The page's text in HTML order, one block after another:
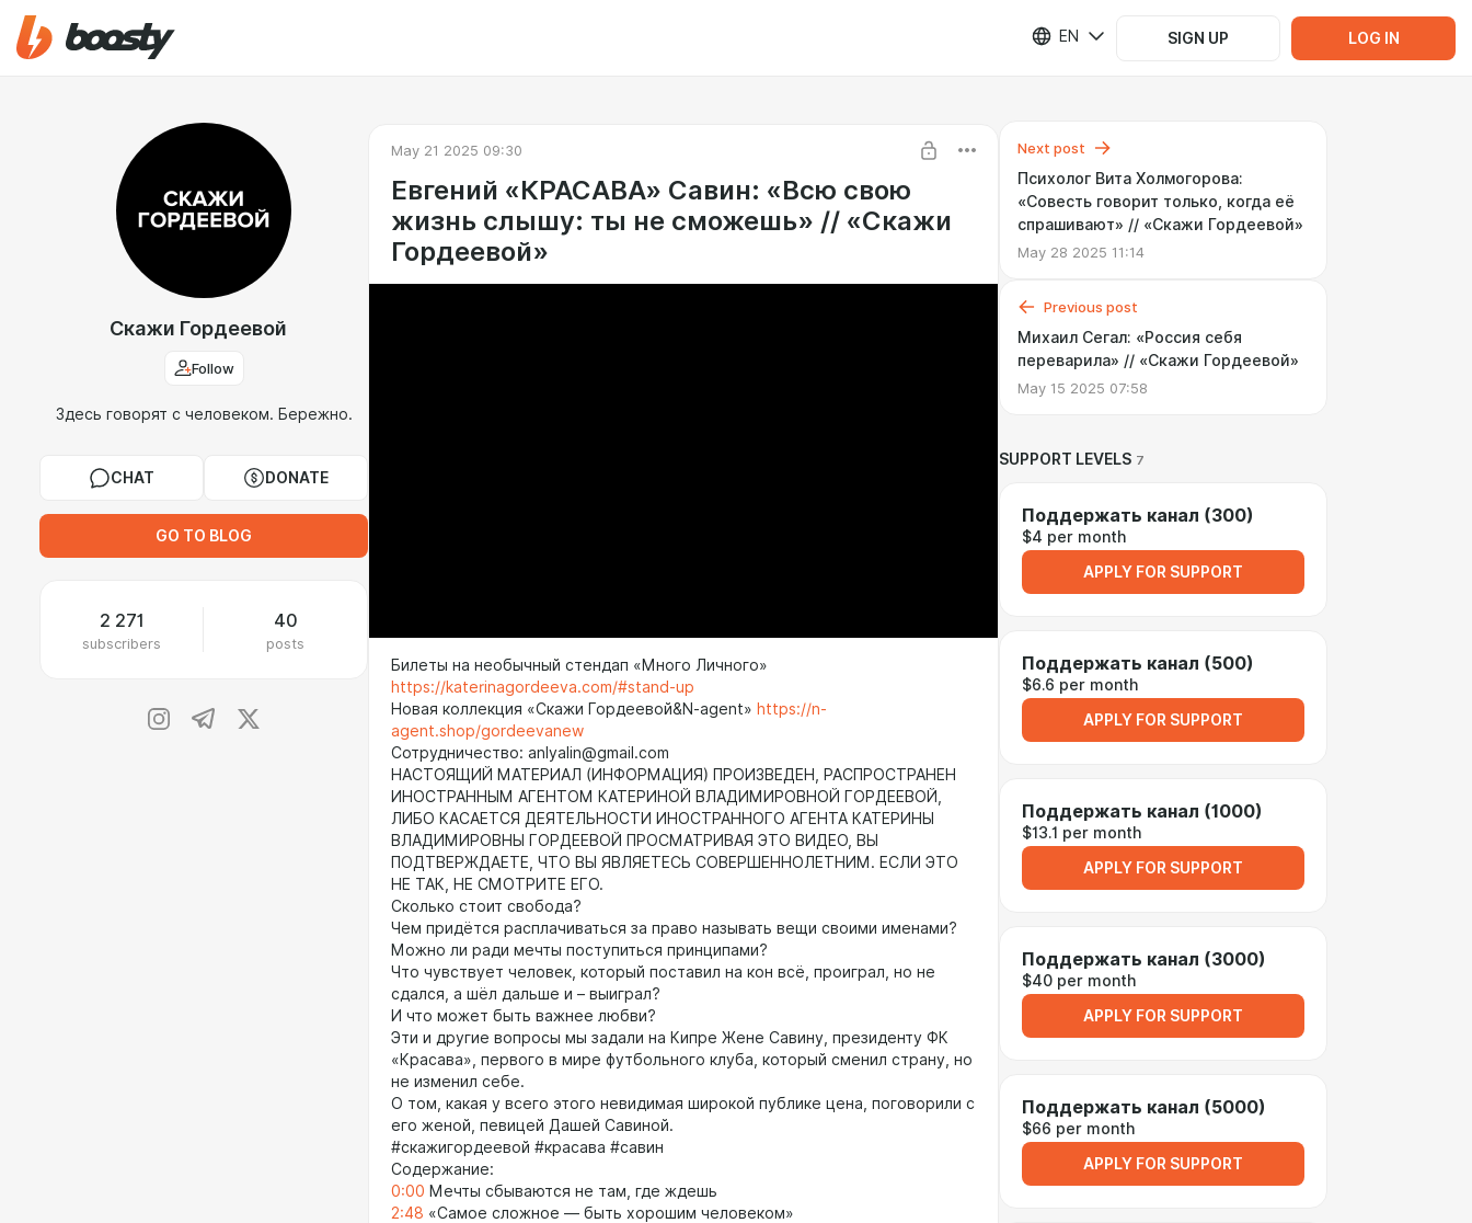
EN SIGN UP LOG IN
Скажи Гордеевой
Follow
Здесь говорят с человеком. Бережно.
CHAT DONATE
GO TO BLOG
2 271
subscribers
40
posts
May 21 2025 09:30
Евгений «КРАСАВА» Савин: «Всю свою
жизнь слышу: ты не сможешь» // «Скажи
Гордеевой»
Билеты на необычный стендап «Много Личного»
https://katerinagordeeva.com/#stand-up
Новая коллекция «Скажи Гордеевой&N-agent» https://n-
agent.shop/gordeevanew
Сотрудничество: anlyalin@gmail.com
НАСТОЯЩИЙ МАТЕРИАЛ (ИНФОРМАЦИЯ) ПРОИЗВЕДЕН, РАСПРОСТРАНЕН
ИНОСТРАННЫМ АГЕНТОМ КАТЕРИНОЙ ВЛАДИМИРОВНОЙ ГОРДЕЕВОЙ,
ЛИБО КАСАЕТСЯ ДЕЯТЕЛЬНОСТИ ИНОСТРАННОГО АГЕНТА КАТЕРИНЫ
ВЛАДИМИРОВНЫ ГОРДЕЕВОЙ ПРОСМАТРИВАЯ ЭТО ВИДЕО, ВЫ
ПОДТВЕРЖДАЕТЕ, ЧТО ВЫ ЯВЛЯЕТЕСЬ СОВЕРШЕННОЛЕТНИМ. ЕСЛИ ЭТО
НЕ ТАК, НЕ СМОТРИТЕ ЕГО.
Сколько стоит свобода?
Чем придётся расплачиваться за право называть вещи своими именами?
Можно ли ради мечты поступиться принципами?
Что чувствует человек, который поставил на кон всё, проиграл, но не
сдался, а шёл дальше и – выиграл?
И что может быть важнее любви?
Эти и другие вопросы мы задали на Кипре Жене Савину, президенту ФК
«Красава», первого в мире футбольного клуба, который сменил страну, но
не изменил себе.
О том, какая у всего этого невидимая широкой публике цена, поговорили с
его женой, певицей Дашей Савиной.
#скажигордеевой #красава #савин
Содержание:
0:00 Мечты сбываются не там, где ждешь
2:48 «Самое сложное — быть хорошим человеком»
Next post
Психолог Вита Холмогорова:
«Cовесть говорит только, когда её
спрашивают» // «Cкажи Гордеевой»
May 28 2025 11:14
Previous post
Михаил Сегал: «Россия себя
переварила» // «Скажи Гордеевой»
May 15 2025 07:58
SUPPORT LEVELS 7
Поддержать канал (300)
$4 per month
APPLY FOR SUPPORT
Поддержать канал (500)
$6.6 per month
APPLY FOR SUPPORT
Поддержать канал (1000)
$13.1 per month
APPLY FOR SUPPORT
Поддержать канал (3000)
$40 per month
APPLY FOR SUPPORT
Поддержать канал (5000)
$66 per month
APPLY FOR SUPPORT